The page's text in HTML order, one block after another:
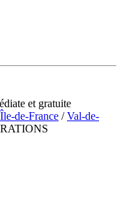
et gratuite
Île-de-France /Val-de-